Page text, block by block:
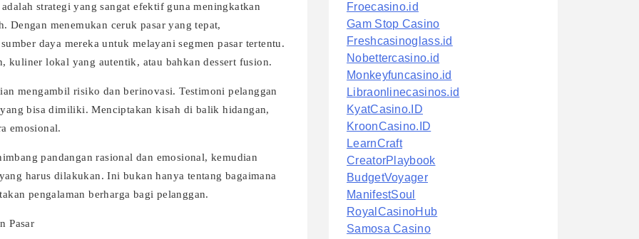
strategi yang sangat efektif guna meningkatkan
Dengan menemukan ceruk pasar yang tepat,
daya mereka untuk melayani segmen pasar tertentu.
kuliner lokal yang autentik, atau bahkan dessert fusion.
mengambil risiko dan berinovasi. Testimoni pelanggan
bisa dimiliki. Menciptakan kisah di balik hidangan,
emosional.
pandangan rasional dan emosional, kemudian
harus dilakukan. Ini bukan hanya tentang bagaimana
pengalaman berharga bagi pelanggan.
Pasar
Froecasino.id
Gam Stop Casino
Freshcasinoglass.id
Nobettercasino.id
Monkeyfuncasino.id
Libraonlinecasinos.id
KyatCasino.ID
KroonCasino.ID
LearnCraft
CreatorPlaybook
BudgetVoyager
ManifestSoul
RoyalCasinoHub
Samosa Casino